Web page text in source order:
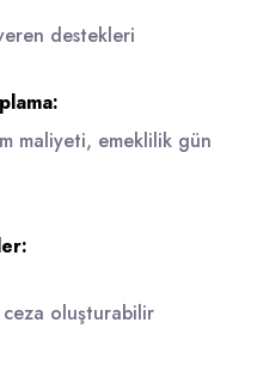
destekleri
maliyeti, emeklilik gün
ceza oluşturabilir